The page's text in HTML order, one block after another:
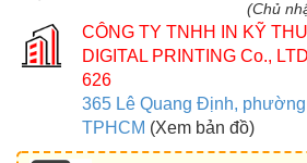
(Chủ
CÔNG TY TNHH IN KỸ
DIGITAL PRINTING Co., LTD
626
365 Lê Quang Định,
TPHCM (Xem bản đồ)